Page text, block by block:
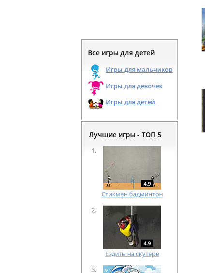
Все игры для детей
Игры для мальчиков
Игры для девочек
Игры для детей
Лучшие игры - ТОП 5
4.9
Cтикмен бадминтон
4.9
Ездить на скутере